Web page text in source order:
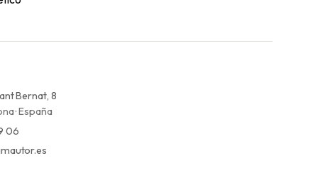
Bernat, 8
· España
06